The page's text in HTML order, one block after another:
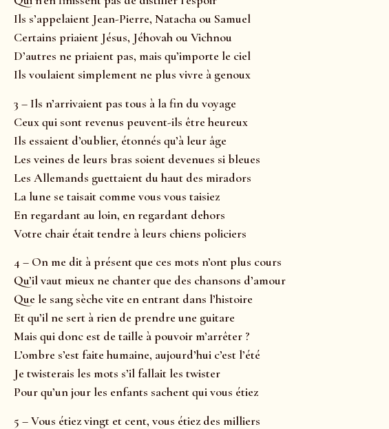
Ils s’appelaient Jean-Pierre, Natacha ou Samuel
Certains priaient Jésus, Jéhovah ou Vichnou
D’autres ne priaient pas, mais qu’importe le ciel
Ils voulaient simplement ne plus vivre à genoux
3 – Ils n’arrivaient pas tous à la fin du voyage
Ceux qui sont revenus peuvent-ils être heureux
Ils essaient d’oublier, étonnés qu’à leur âge
Les veines de leurs bras soient devenues si bleues
Les Allemands guettaient du haut des miradors
La lune se taisait comme vous vous taisiez
En regardant au loin, en regardant dehors
Votre chair était tendre à leurs chiens policiers
4 – On me dit à présent que ces mots n’ont plus cours
Qu’il vaut mieux ne chanter que des chansons d’amour
Que le sang sèche vite en entrant dans l’histoire
Et qu’il ne sert à rien de prendre une guitare
Mais qui donc est de taille à pouvoir m’arrêter ?
L’ombre s’est faite humaine, aujourd’hui c’est l’été
Je twisterais les mots s’il fallait les twister
Pour qu’un jour les enfants sachent qui vous étiez
5 – Vous étiez vingt et cent, vous étiez des milliers